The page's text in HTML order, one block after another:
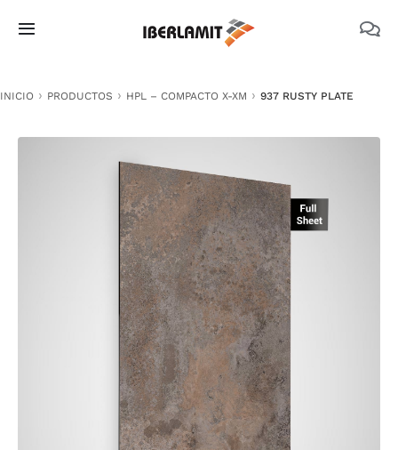
Toggle
NOSOTROS
DOCUMENTACIÓN TÉCNICA
MEDIO AMBIENTE
INICIO PRODUCTOS HPL – COMPACTO X-XM 937 RUSTY PLATE